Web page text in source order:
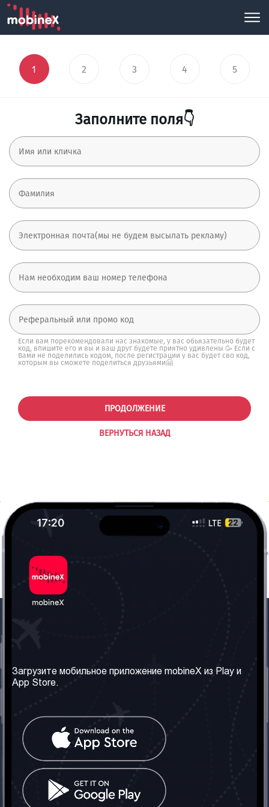
1 2 3 4 5
Заполните поля👇
Если вам порекомендовали нас знакомые, у вас обьязательно будет
код, впишите его и вы и ваш друг будете приятно удивлены 🥳 Если с
Вами не поделились кодом, после регистрации у вас будет сво код,
которым вы сможете поделиться друзьями🤗
ВЕРНУТЬСЯ НАЗАД
ПРОДОЛЖЕНИЕ
Наши сервисы
Правила и Условия
Часто задаваемые
вопросы
Контакт
Грузия: Тбилиси
Телефон: +442030340050
Социальные сети
Загрузите мобильное приложение mobineX из Play и
App Store.